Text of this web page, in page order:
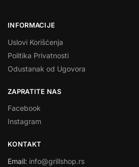
INFORMACIJE
Uslovi Korišćenja
Politika Privatnosti
Odustanak od Ugovora
ZAPRATITE NAS
Facebook
Instagram
KONTAKT
Email: info@grillshop.rs